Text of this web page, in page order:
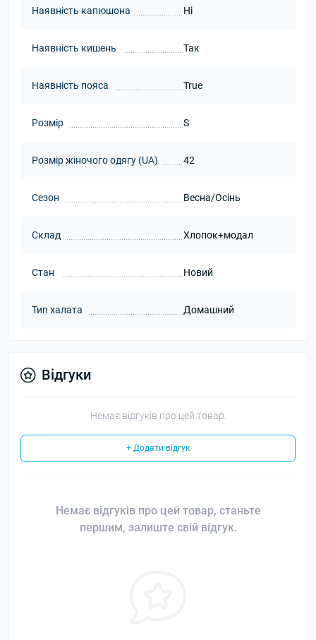
Наявність капюшона Ні
Наявність кишень Так
Наявність пояса True
Розмір S
Розмір жіночого одягу (UA) 42
Сезон Весна/Осінь
Склад Хлопок+модал
Стан Новий
Тип халата Домашний
Відгуки
Немає відгуків про цей товар.
+ Додати відгук
Немає відгуків про цей товар, станьте
першим, залиште свій відгук.